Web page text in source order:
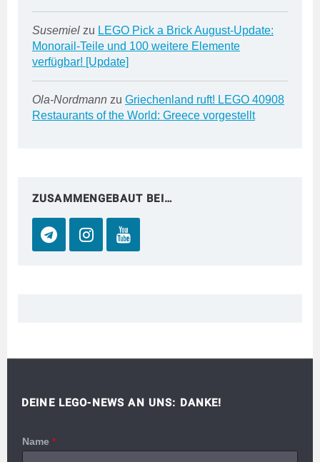
Susemiel zu LEGO Pick a Brick August-Update:
Monorail-Teile und 100 weitere Elemente
verfügbar! [Update]
Ola-Nordmann zu Griechenland ruft! LEGO 40908
Restaurants of the World: Greece vorgestellt
ZUSAMMENGEBAUT BEI…
DEINE LEGO-NEWS AN UNS: DANKE!
Name *